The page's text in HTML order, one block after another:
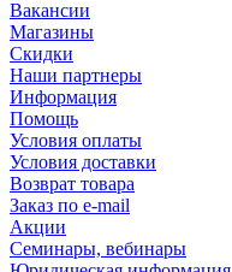
Вакансии
Магазины
Скидки
Наши партнеры
Информация
Помощь
Условия оплаты
Условия доставки
Возврат товара
Заказ по e-mail
Акции
Семинары, вебинары